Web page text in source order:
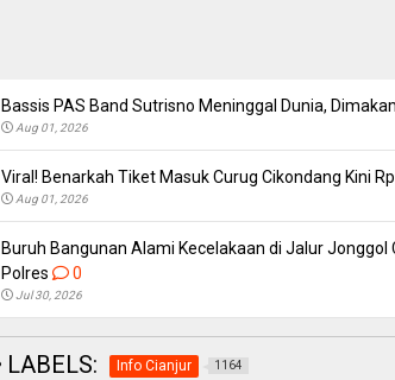
Bassis PAS Band Sutrisno Meninggal Dunia,
Aug 01, 2026
Viral! Benarkah Tiket Masuk Curug Cikondang Kini
Aug 01, 2026
Buruh Bangunan Alami Kecelakaan di Jalur
Polres
0
Jul 30, 2026
LABELS: Info Cianjur 1164